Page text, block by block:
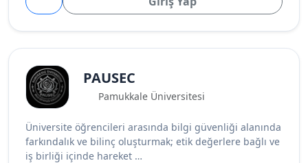
PAUSEC
Pamukkale Üniversitesi
Üniversite öğrencileri arasında bilgi güvenliği alanında
farkındalık ve bilinç oluşturmak; etik değerlere bağlı ve
iş birliği içinde hareket …